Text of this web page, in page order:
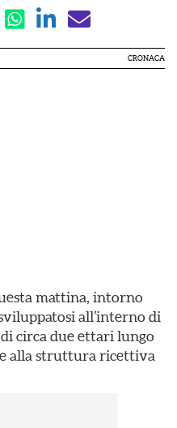
CRONACA
mattina, intorno
all’interno di
circa due ettari lungo
alla struttura ricettiva